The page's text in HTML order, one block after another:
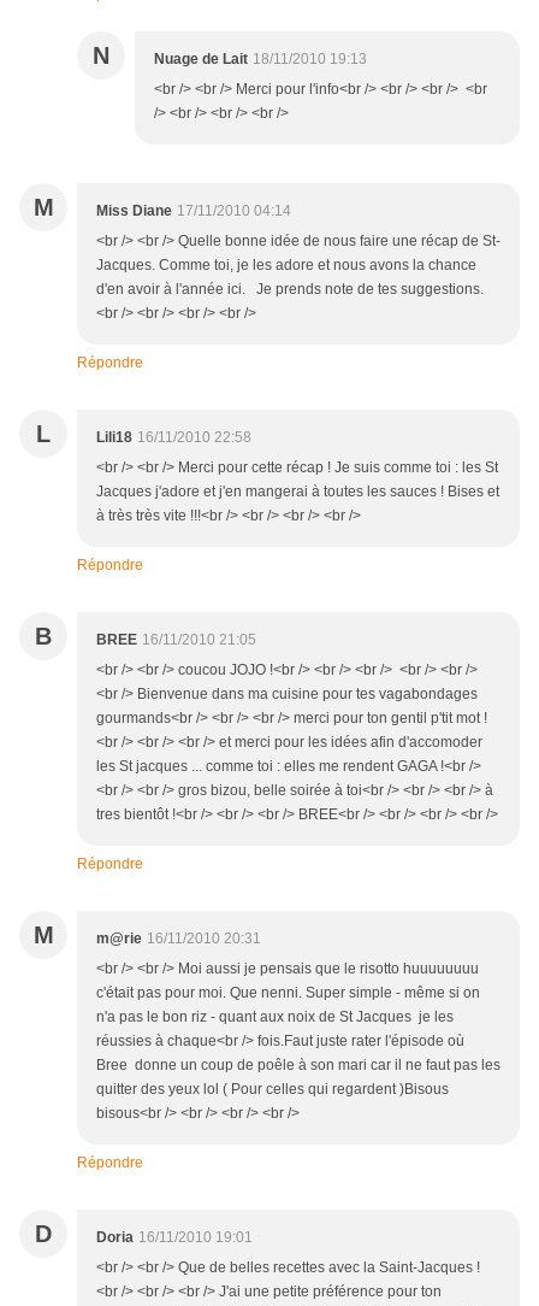
N Nuage de Lait 18/11/2010 19:13
<br /> <br /> Merci pour l'info<br /> <br /> <br /> <br
/> <br /> <br /> <br />
M Miss Diane 17/11/2010 04:14
<br /> <br /> Quelle bonne idée de nous faire une récap de St-
Jacques. Comme toi, je les adore et nous avons la chance
d'en avoir à l'année ici. Je prends note de tes suggestions.
<br /> <br /> <br /> <br />
Répondre
L Lili18 16/11/2010 22:58
<br /> <br /> Merci pour cette récap ! Je suis comme toi : les St
Jacques j'adore et j'en mangerai à toutes les sauces ! Bises et
à très très vite !!!<br /> <br /> <br /> <br />
Répondre
B BREE 16/11/2010 21:05
<br /> <br /> coucou JOJO !<br /> <br /> <br /> <br /> <br />
<br /> Bienvenue dans ma cuisine pour tes vagabondages
gourmands<br /> <br /> <br /> merci pour ton gentil p'tit mot !
<br /> <br /> <br /> et merci pour les idées afin d'accomoder
les St jacques ... comme toi : elles me rendent GAGA !<br />
<br /> <br /> gros bizou, belle soirée à toi<br /> <br /> <br /> à
tres bientôt !<br /> <br /> <br /> BREE<br /> <br /> <br /> <br />
Répondre
M m@rie 16/11/2010 20:31
<br /> <br /> Moi aussi je pensais que le risotto huuuuuuuu
c'était pas pour moi. Que nenni. Super simple - même si on
n'a pas le bon riz - quant aux noix de St Jacques je les
réussies à chaque<br /> fois.Faut juste rater l'épisode où
Bree donne un coup de poêle à son mari car il ne faut pas les
quitter des yeux lol ( Pour celles qui regardent )Bisous
bisous<br /> <br /> <br /> <br />
Répondre
D Doria 16/11/2010 19:01
<br /> <br /> Que de belles recettes avec la Saint-Jacques !
<br /> <br /> <br /> J'ai une petite préférence pour ton